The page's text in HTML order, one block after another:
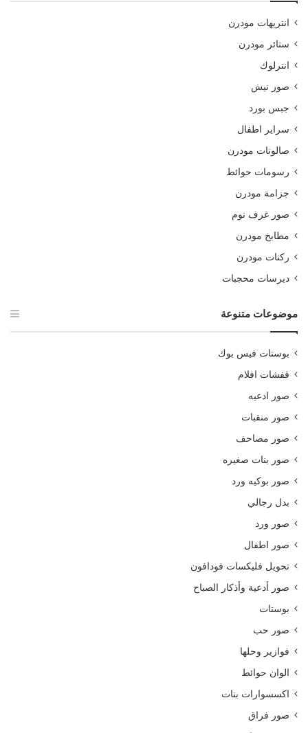
انتريهات مودرن
ستائر مودرن
انترلوك
صور نيش
جبس بورد
سراير اطفال
صالونات مودرن
رسومات حوائط
جزامة مودرن
صور غرف نوم
مطابخ مودرن
ركنات مودرن
ديرسات محجبات
موضوعات متنوعة
بوستات فيس بوك
قفشات افلام
صور ادعيه
صور منقبات
صور مصاحف
صور بنات صغيره
صور بوكيه ورد
بدل رجالي
صور ورد
صور اطفال
تحويل فليكسات فودافون
صور أدعية وأذكار الصباح
بوستات
صور حب
فوازير وحلها
الوان حوائط
اكسسوارات بنات
صور فراق